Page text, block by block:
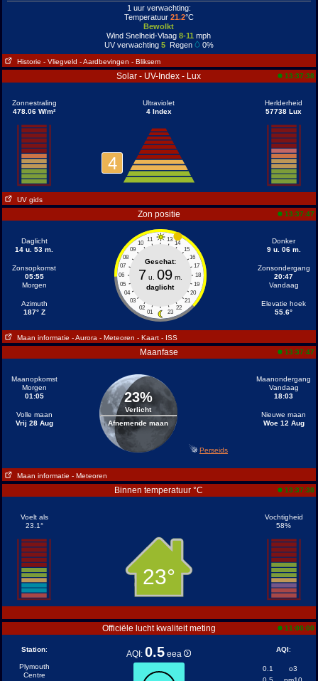
1 uur verwachting:
Temperatuur 21.2°C
Bewolkt
Wind Snelheid-Vlaag 8-11 mph
UV verwachting 5Regen 0%
Historie - Vliegveld - Aardbevingen - Bliksem
Solar - UV-Index - Lux 13:37:38
Zonnestraling
478.06 W/m²
Ultraviolet
4 Index
4
Herlderheid
57738 Lux
UV gids
Zon positie 13:37:47
Daglicht
14 u. 53 m.
Zonsopkomst
05:55
Morgen
Azimuth
187° Z
11 13
10
14
09
15
08
16
07
17
06
18
05
19
04
20
03
21
02
22
01 23
Geschat:
7 u. 09m.
daglicht
Donker
9 u. 06 m.
Zonsondergang
20:47
Vandaag
Elevatie hoek
55.6°
Maan informatie - Aurora - Meteoren - Kaart - ISS
Maanfase 13:37:47
Maanopkomst
Morgen
01:05
Volle maan
Vrij 28 Aug
23%
Verlicht
Afnemende maan
Maanondergang
Vandaag
18:03
Nieuwe maan
Woe 12 Aug
Perseids
Maan informatie - Meteoren
Binnen temperatuur °C 13:37:38
Voelt als
23.1°
23°
Vochtigheid
58%
Officiële lucht kwaliteit meting 11:00:00
Station:
Plymouth
Centre
AQI:0.5 eea AQI:
0.1
o3